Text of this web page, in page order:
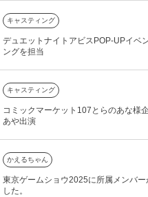
キャスティング
デュエットナイトアビスPOP-UPイベ
ングを担当
キャスティング
コミックマーケット107とらのあな様
あや出演
かえるちゃん
東京ゲームショウ2025に所属メンバー
した。